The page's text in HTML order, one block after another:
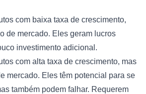
com baixa taxa de crescimento,
de mercado. Eles geram lucros
investimento adicional.
com alta taxa de crescimento, mas
mercado. Eles têm potencial para se
também podem falhar. Requerem